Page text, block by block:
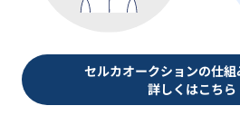
セルカオークションの仕
詳しくはこちら